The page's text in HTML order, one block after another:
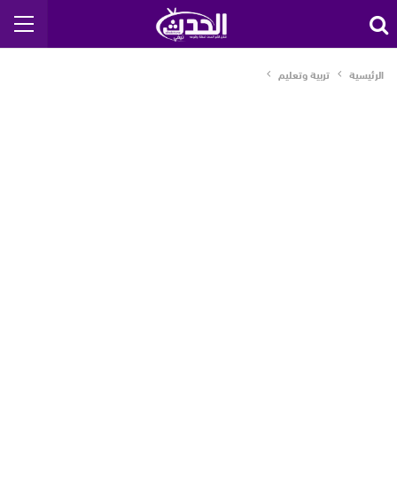
الرئيسية تربية وتعليم